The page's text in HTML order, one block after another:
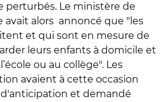
perturbés. Le ministère de
avait alors annoncé que "les
et qui sont en mesure de
leurs enfants à domicile et
ou au collège". Les
avaient à cette occasion
et demandé